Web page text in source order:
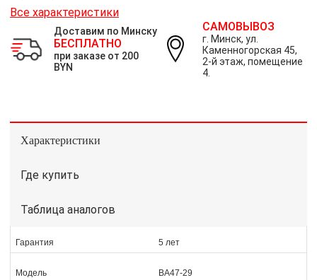
Все характеристики
Доставим по Минску
БЕСПЛАТНО
при заказе от 200
BYN
САМОВЫВОЗ
г. Минск, ул.
Каменногорская 45,
2-й этаж, помещение
4.
Характеристики
Где купить
Таблица аналогов
Гарантия 5 лет
Модель ВА47-29